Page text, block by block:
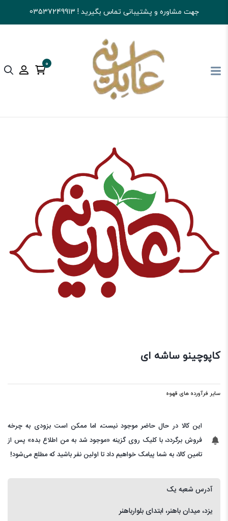
جهت مشاوره و پشتیبانی تماس بگیرید ! 03537249913
0
آجیل و خشکبار عابدینی قهوه سایر فرآورده های قهوه
کاپوچینو ساشه ای
سایر فرآورده های قهوه
این کالا در حال حاضر موجود نیست، اما ممکن است بزودی به چرخه
فروش برگردد، با کلیک روی گزینه «موجود شد به من اطلاع بده» پس از
تامین کالا، به شما پیامک خواهیم داد تا اولین نفر باشید که مطلع می‌شود!
آدرس شعبه یک
یزد، میدان باهنر، ابتدای بلوارباهنر